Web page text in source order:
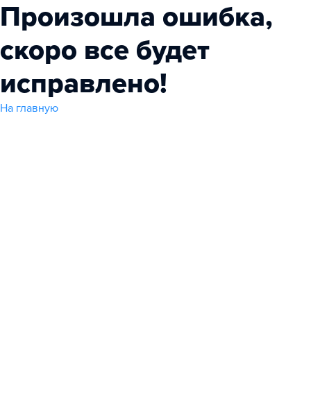
Произошла ошибка,
скоро все будет
исправлено!
На главную